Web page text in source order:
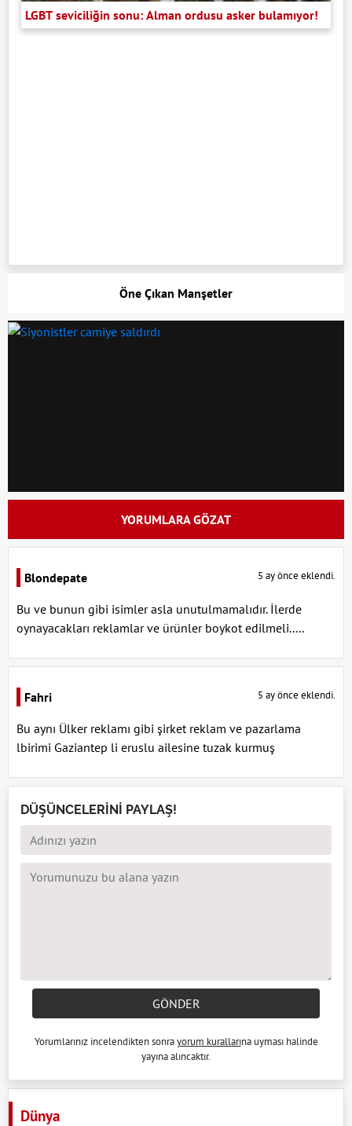
LGBT seviciliğin sonu: Alman ordusu asker bulamıyor!
Öne Çıkan Manşetler
YORUMLARA GÖZAT
Blondepate 5 ay önce eklendi.
Bu ve bunun gibi isimler asla unutulmamalıdır. İlerde
oynayacakları reklamlar ve ürünler boykot edilmeli.....
Fahri 5 ay önce eklendi.
Bu aynı Ülker reklamı gibi şirket reklam ve pazarlama
lbirimi Gaziantep li eruslu ailesine tuzak kurmuş
DÜŞÜNCELERİNİ PAYLAŞ!
GÖNDER
Yorumlarınız incelendikten sonrayorum kurallarına uyması halinde
yayına alıncaktır.
Dünya